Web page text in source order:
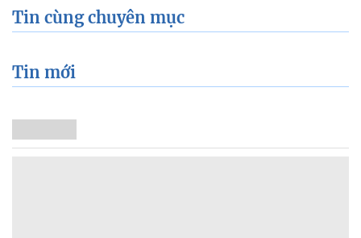
Tin cùng chuyên mục
Tin mới